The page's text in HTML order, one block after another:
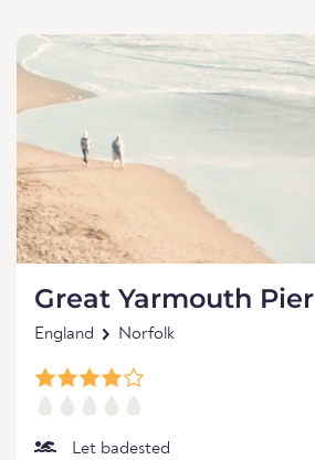
Great Yarmouth Pier
England Norfolk
Let badested